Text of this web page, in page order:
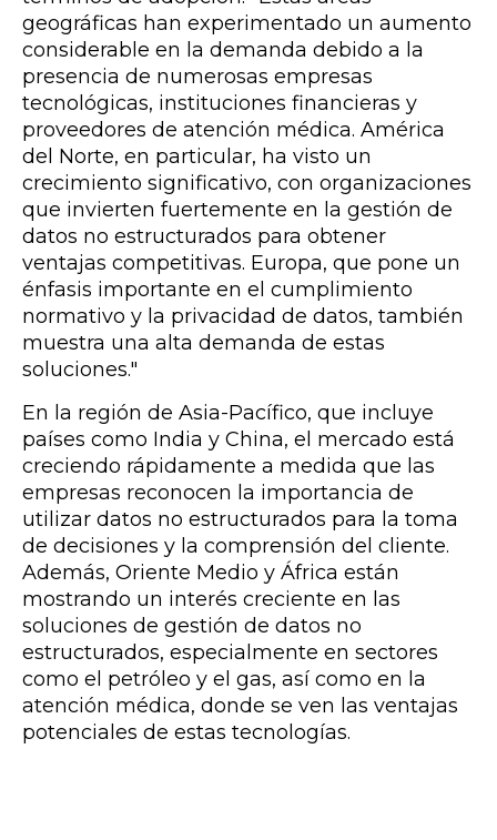
geográficas han experimentado un aumento
considerable en la demanda debido a la
presencia de numerosas empresas
tecnológicas, instituciones financieras y
proveedores de atención médica. América
del Norte, en particular, ha visto un
crecimiento significativo, con organizaciones
que invierten fuertemente en la gestión de
datos no estructurados para obtener
ventajas competitivas. Europa, que pone un
énfasis importante en el cumplimiento
normativo y la privacidad de datos, también
muestra una alta demanda de estas
soluciones."
En la región de Asia-Pacífico, que incluye
países como India y China, el mercado está
creciendo rápidamente a medida que las
empresas reconocen la importancia de
utilizar datos no estructurados para la toma
de decisiones y la comprensión del cliente.
Además, Oriente Medio y África están
mostrando un interés creciente en las
soluciones de gestión de datos no
estructurados, especialmente en sectores
como el petróleo y el gas, así como en la
atención médica, donde se ven las ventajas
potenciales de estas tecnologías.